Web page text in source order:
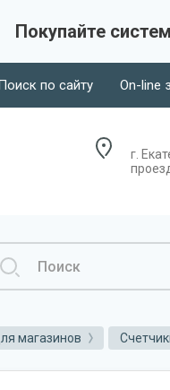
Покупайте
по сайту On-line
г.
магазинов